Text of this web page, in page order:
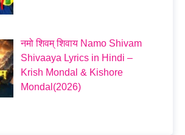
नमो शिवम् शिवाय Namo Shivam
Shivaaya Lyrics in Hindi –
Krish Mondal & Kishore
Mondal(2026)